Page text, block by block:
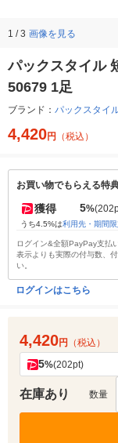
1 / 3 画像を見る
パックスタイル
50679 1足
ブランド： パックスタイ
4,420円 （税込）
お買い物でもらえる特
獲得 5%
うち4.5%は利用先・期間限
ログイン&全額PayPay支払
表示よりも実際の付与数、
い。
ログインはこちら
4,420円 （税込）
5%(202pt)
在庫あり 数量